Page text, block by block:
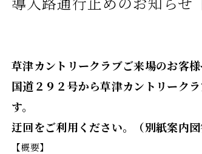
草津カントリークラブご来場のお客
国道２９２号から草津カントリーク
す。
迂回をご利用ください。（別紙案内図
【概要】